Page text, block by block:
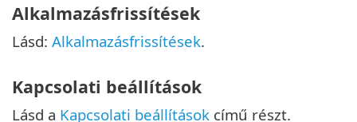
Alkalmazásfrissítések
Lásd: Alkalmazásfrissítések.
Kapcsolati beállítások
Lásd a Kapcsolati beállítások című részt.